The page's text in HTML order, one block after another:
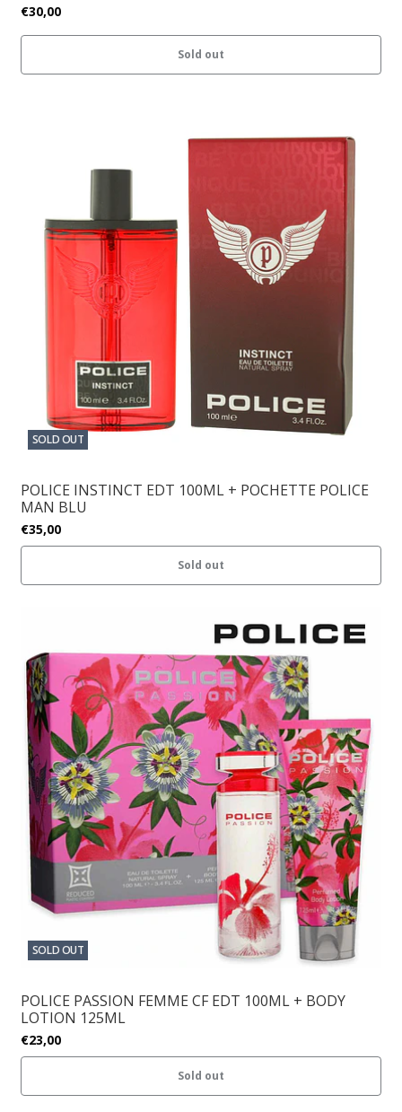
€30,00
Sold out
SOLD OUT
POLICE INSTINCT EDT 100ML + POCHETTE POLICE
MAN BLU
€35,00
Sold out
SOLD OUT
POLICE PASSION FEMME CF EDT 100ML + BODY
LOTION 125ML
€23,00
Sold out